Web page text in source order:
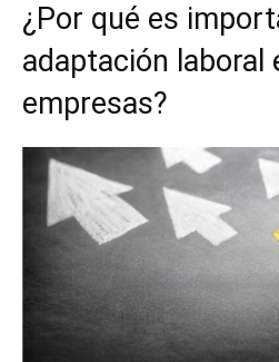
¿Por qué es
adaptación laboral
empresas?